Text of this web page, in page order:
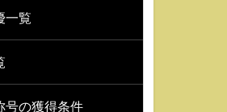
一覧
号の獲得条件